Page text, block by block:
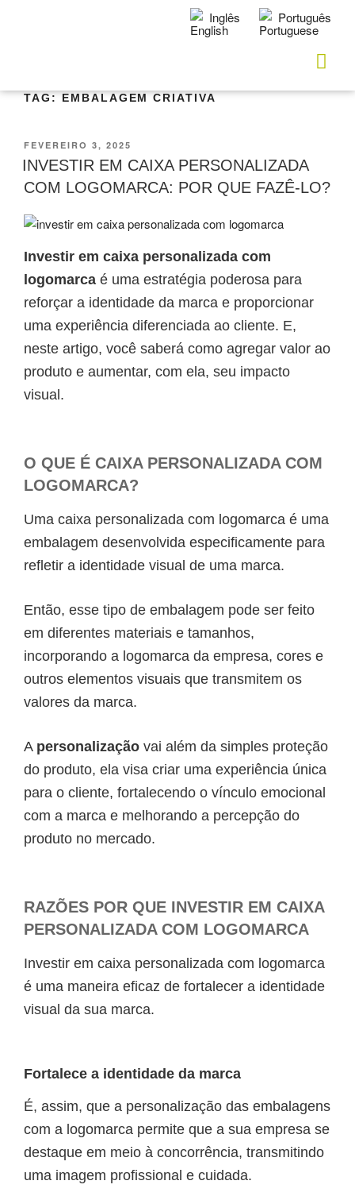
Inglês Português
TAG: EMBALAGEM CRIATIVA
FEVEREIRO 3, 2025
INVESTIR EM CAIXA PERSONALIZADA
COM LOGOMARCA: POR QUE FAZÊ-LO?
Investir em caixa personalizada com
logomarca é uma estratégia poderosa para
reforçar a identidade da marca e proporcionar
uma experiência diferenciada ao cliente. E,
neste artigo, você saberá como agregar valor ao
produto e aumentar, com ela, seu impacto
visual.
O QUE É CAIXA PERSONALIZADA COM
LOGOMARCA?
Uma caixa personalizada com logomarca é uma
embalagem desenvolvida especificamente para
refletir a identidade visual de uma marca.
Então, esse tipo de embalagem pode ser feito
em diferentes materiais e tamanhos,
incorporando a logomarca da empresa, cores e
outros elementos visuais que transmitem os
valores da marca.
A personalização vai além da simples proteção
do produto, ela visa criar uma experiência única
para o cliente, fortalecendo o vínculo emocional
com a marca e melhorando a percepção do
produto no mercado.
RAZÕES POR QUE INVESTIR EM CAIXA
PERSONALIZADA COM LOGOMARCA
Investir em caixa personalizada com logomarca
é uma maneira eficaz de fortalecer a identidade
visual da sua marca.
Fortalece a identidade da marca
É, assim, que a personalização das embalagens
com a logomarca permite que a sua empresa se
destaque em meio à concorrência, transmitindo
uma imagem profissional e cuidada.